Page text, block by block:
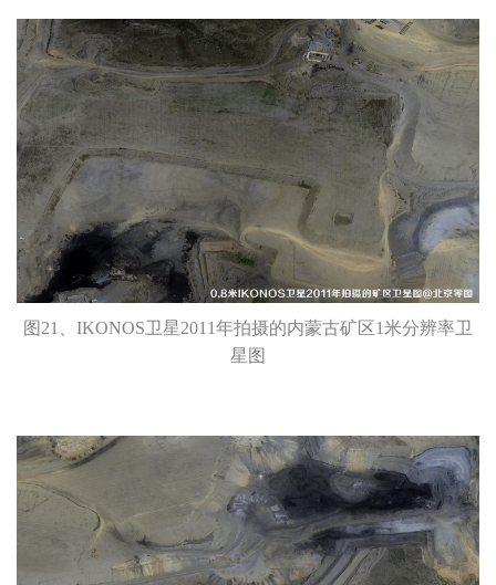
图21、IKONOS卫星2011年拍摄的内蒙古矿区1米分辨率卫
星图